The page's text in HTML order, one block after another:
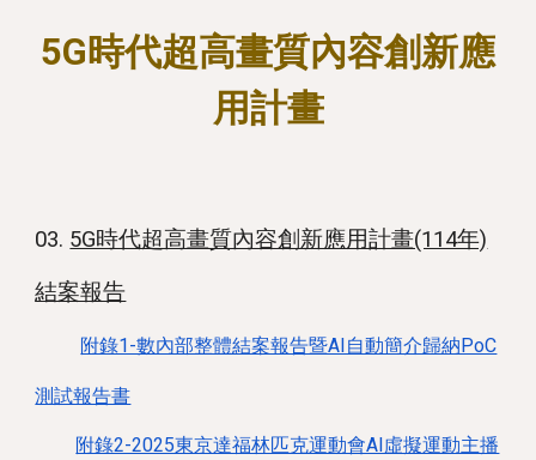
5G時代超高畫質內容創新應
用計畫
03. 5G時代超高畫質內容創新應用計畫(114年)
結案報告
附錄1-數內部整體結案報告暨AI自動簡介歸納PoC
測試報告書
附錄2-2025東京達福林匹克運動會AI虛擬運動主播